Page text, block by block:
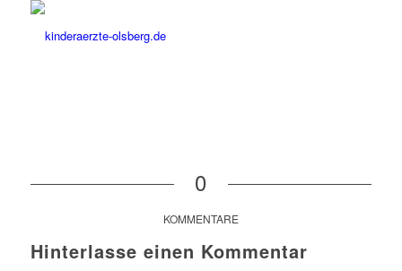
0
KOMMENTARE
Hinterlasse einen Kommentar